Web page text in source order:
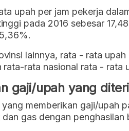
upah per jam pekerja
pada 2016 sebesar
lainnya, rata - rata
rata-rata nasional rata - rata
gaji/upah yang
memberikan gaji/upah
gas dengan penghasilan